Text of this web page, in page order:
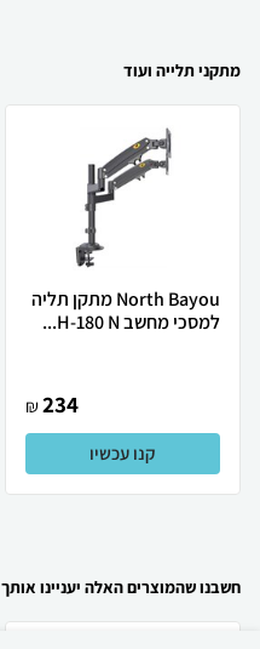
מתקני תלייה ועוד
North Bayou מתקן תליה
למסכי מחשב H-180 N...
234
₪
קנו עכשיו
חשבנו שהמוצרים האלה יעניינו אותך